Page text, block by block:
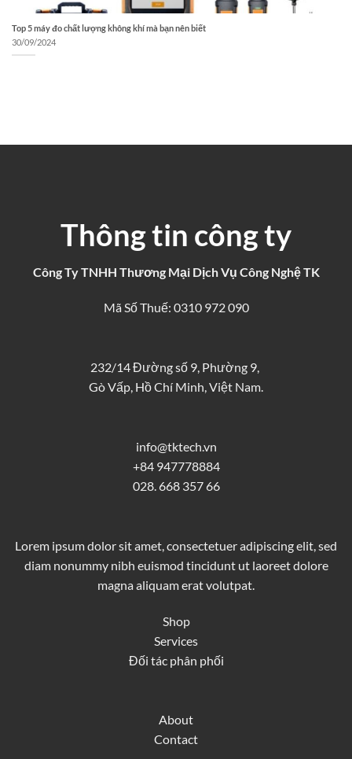
Top 5 máy đo chất lượng không khí mà bạn nên biết
30/09/2024
Thông tin công ty
Công Ty TNHH Thương Mại Dịch Vụ Công Nghệ TK
Mã Số Thuế: 0310 972 090
232/14 Đường số 9, Phường 9,
Gò Vấp, Hồ Chí Minh, Việt Nam.
info@tktech.vn
+84 947778884
028. 668 357 66
Lorem ipsum dolor sit amet, consectetuer adipiscing elit, sed
diam nonummy nibh euismod tincidunt ut laoreet dolore
magna aliquam erat volutpat.
Shop
Services
Đối tác phân phối
About
Contact